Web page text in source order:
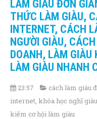
LÀM GIÀU ĐƠN
THỨC LÀM GIÀU,
INTERNET, CÁCH
NGƯỜI GIÀU,
DOANH, LÀM GIÀU
LÀM GIÀU NHANH
23:57 cách làm giàu
internet khóa học nghĩ
kiếm cơ hội làm giàu